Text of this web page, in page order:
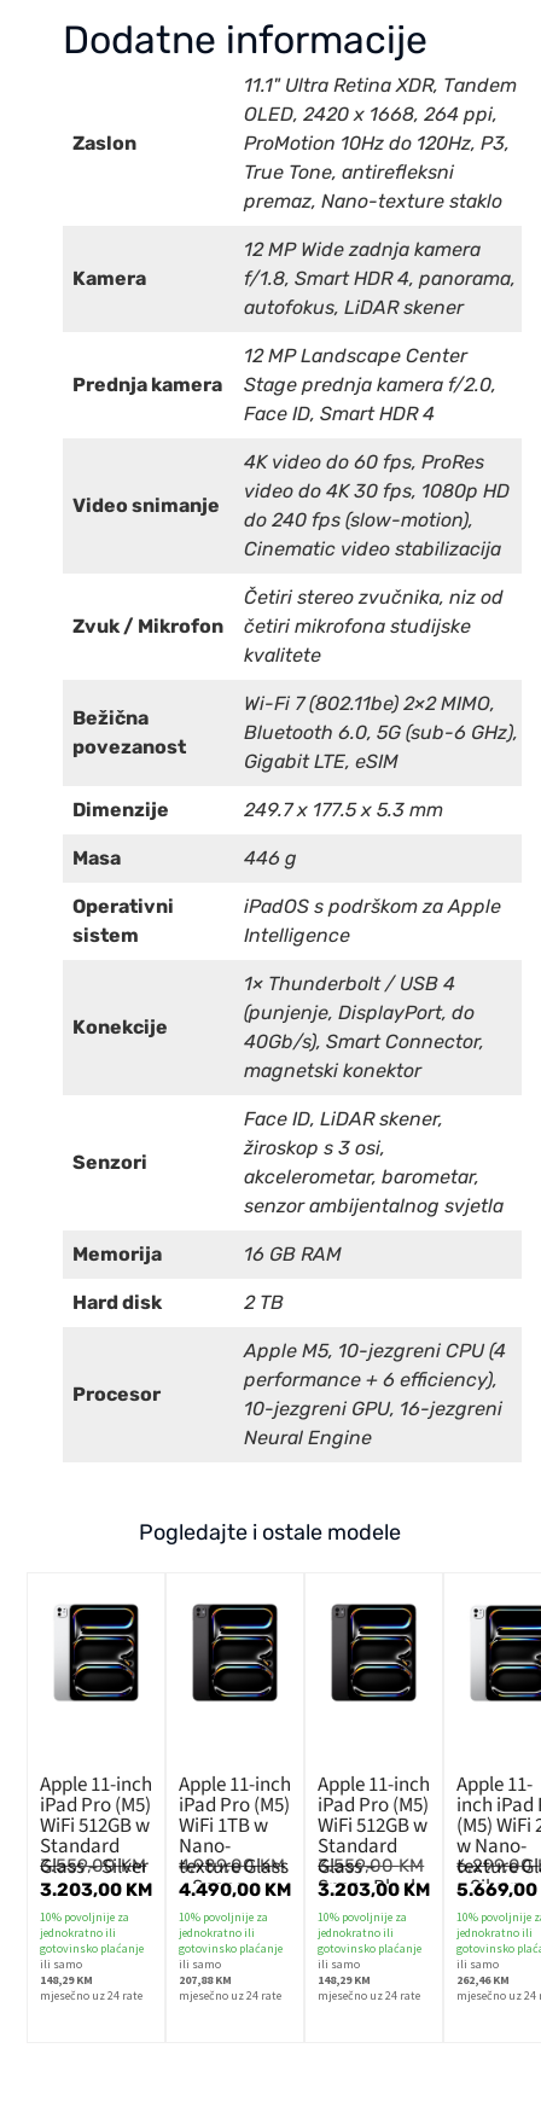
Dodatne informacije
Zaslon
11.1" Ultra Retina XDR, Tandem
OLED, 2420 x 1668, 264 ppi,
ProMotion 10Hz do 120Hz, P3,
True Tone, antirefleksni
premaz, Nano-texture staklo
Kamera
12 MP Wide zadnja kamera
f/1.8, Smart HDR 4, panorama,
autofokus, LiDAR skener
Prednja kamera
12 MP Landscape Center
Stage prednja kamera f/2.0,
Face ID, Smart HDR 4
Video snimanje
4K video do 60 fps, ProRes
video do 4K 30 fps, 1080p HD
do 240 fps (slow-motion),
Cinematic video stabilizacija
Zvuk / Mikrofon
Četiri stereo zvučnika, niz od
četiri mikrofona studijske
kvalitete
Bežična
povezanost
Wi-Fi 7 (802.11be) 2×2 MIMO,
Bluetooth 6.0, 5G (sub-6 GHz),
Gigabit LTE, eSIM
Dimenzije 249.7 x 177.5 x 5.3 mm
Masa 446 g
Operativni
sistem
iPadOS s podrškom za Apple
Intelligence
Konekcije
1× Thunderbolt / USB 4
(punjenje, DisplayPort, do
40Gb/s), Smart Connector,
magnetski konektor
Senzori
Face ID, LiDAR skener,
žiroskop s 3 osi,
akcelerometar, barometar,
senzor ambijentalnog svjetla
Memorija 16 GB RAM
Hard disk 2 TB
Procesor
Apple M5, 10-jezgreni CPU (4
performance + 6 efficiency),
10-jezgreni GPU, 16-jezgreni
Neural Engine
Pogledajte i ostale modele
Apple 11-inch
iPad Pro (M5)
WiFi 512GB w
Standard
Glass – Silver
3.559,00KM
3.203,00 KM
10% povoljnije za
jednokratno ili
gotovinsko plaćanje
ili samo
148,29 KM
mjesečno uz 24 rate
Apple 11-inch
iPad Pro (M5)
WiFi 1TB w
Nano-
texture Glass
– Space
Black
4.989,00KM
4.490,00 KM
10% povoljnije za
jednokratno ili
gotovinsko plaćanje
ili samo
207,88 KM
mjesečno uz 24 rate
Apple 11-inch
iPad Pro (M5)
WiFi 512GB w
Standard
Glass –
Space Black
3.559,00KM
3.203,00 KM
10% povoljnije za
jednokratno ili
gotovinsko plaćanje
ili samo
148,29 KM
mjesečno uz 24 rate
Apple 11-
inch iPad
(M5) WiFi
w Nano-
texture
– Silver
6.299,00
5.669,00
10% povoljnije
jednokratno ili
gotovinsko
ili samo
262,46 KM
mjesečno uz 24